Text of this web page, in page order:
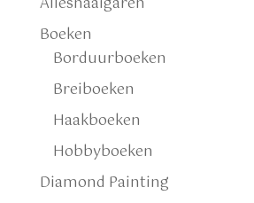
Boeken
Borduurboeken
Breiboeken
Haakboeken
Hobbyboeken
Diamond Painting